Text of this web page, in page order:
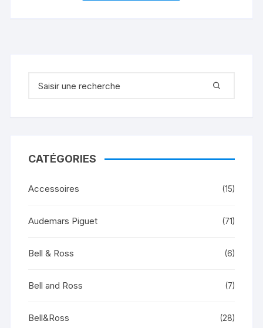
CATÉGORIES
Accessoires (15)
Audemars Piguet (71)
Bell & Ross (6)
Bell and Ross (7)
Bell&Ross (28)